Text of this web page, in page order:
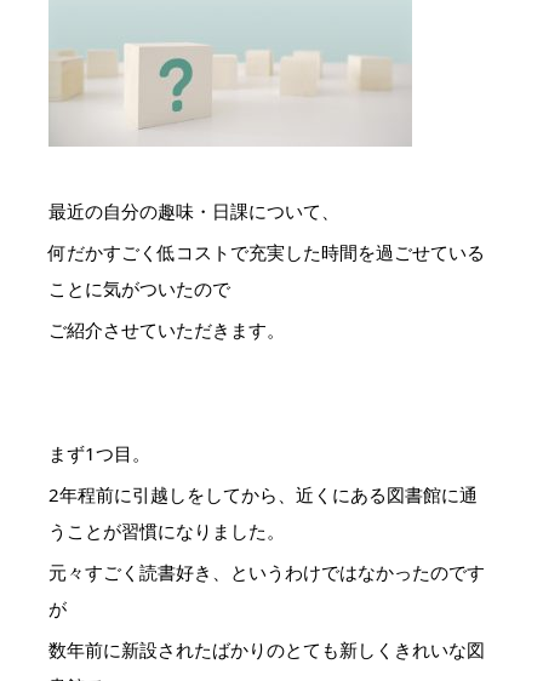
最近の自分の趣味・日課について、
何だかすごく低コストで充実した時間を過ごせている
ことに気がついたので
ご紹介させていただきます。
まず1つ目。
2年程前に引越しをしてから、近くにある図書館に通
うことが習慣になりました。
元々すごく読書好き、というわけではなかったのです
が
数年前に新設されたばかりのとても新しくきれいな図